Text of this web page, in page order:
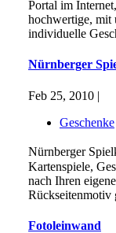
Portal im
hochwertige, mit
individuelle
Nürnberger
Feb 25, 2010 |
Geschenke
Nürnberger
Kartenspiele,
nach Ihren
Rückseitenmotiv
Fotoleinwand